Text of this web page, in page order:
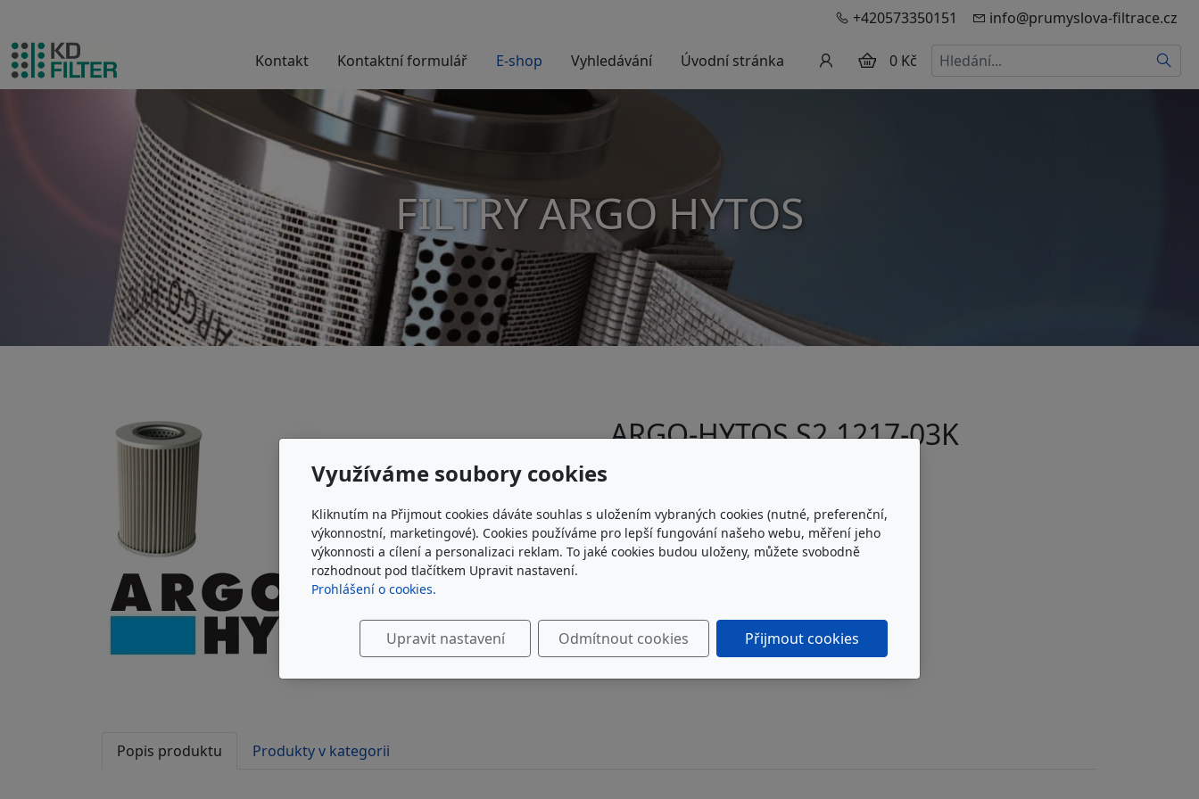
+420573350151 info@prumyslova-filtrace.cz
Kontakt Kontaktní formulář E-shop Vyhledávání Úvodní stránka 0 Kč Hledat
FILTRY ARGO HYTOS
ARGO-HYTOS S2.1217-03K
u dodavatele
7 472 Kčbez DPH
Popis produktu Produkty v kategorii
Využíváme soubory cookies
Kliknutím na Přijmout cookies dáváte souhlas s uložením vybraných cookies (nutné, preferenční,
výkonnostní, marketingové). Cookies používáme pro lepší fungování našeho webu, měření jeho
výkonnosti a cílení a personalizaci reklam. To jaké cookies budou uloženy, můžete svobodně
rozhodnout pod tlačítkem Upravit nastavení.
Prohlášení o cookies.
Upravit nastavení Odmítnout cookies Přijmout cookies